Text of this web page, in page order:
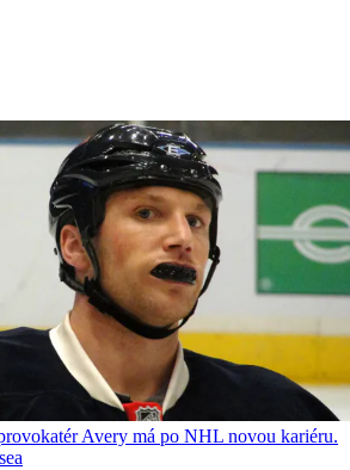
Avery má po NHL novou kariéru.